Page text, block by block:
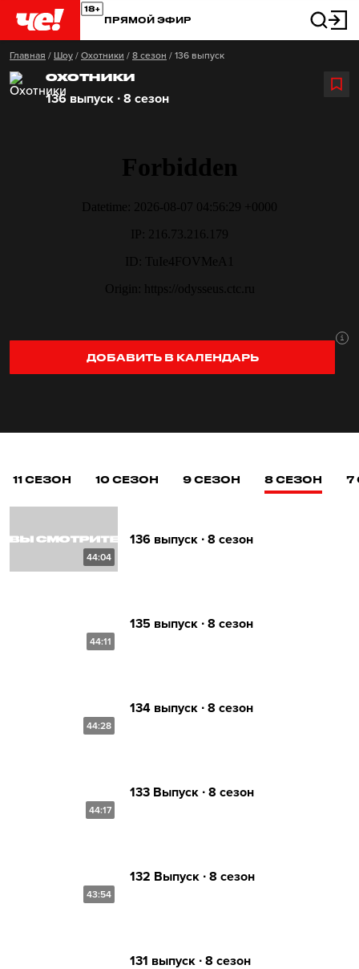
ПРЯМОЙ ЭФИР
Главная / Шоу / Охотники / 8 сезон / 136 выпуск
ОХОТНИКИ
136 выпуск ∙ 8 сезон
ДОБАВИТЬ В КАЛЕНДАРЬ
11 СЕЗОН 10 СЕЗОН 9 СЕЗОН 8 СЕЗОН 7
44:04
136 выпуск ∙ 8 сезон
44:11
135 выпуск ∙ 8 сезон
44:28
134 выпуск ∙ 8 сезон
44:17
133 Выпуск ∙ 8 сезон
43:54
132 Выпуск ∙ 8 сезон
131 выпуск ∙ 8 сезон